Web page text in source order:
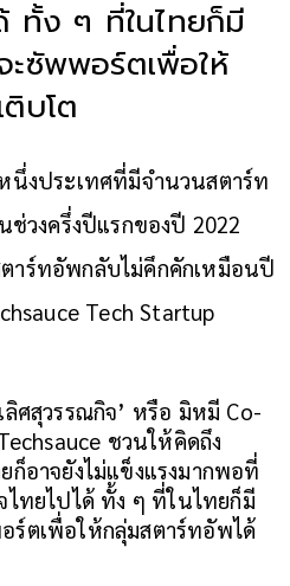
ทั้ง ๆ ที่ในไทยก็มี
ซัพพอร์ตเพื่อให้
บโต
นึ่งประเทศที่มีจำนวนสตาร์ท
วงครึ่งปีแรกของปี 2022
าร์ทอัพกลับไม่คึกคักเหมือนปี
Tech Startup
ศสุวรรณกิจ’ หรือ มิหมี Co-
ชวนให้คิดถึง
อาจยังไม่แข็งแรงมากพอที่
ไทยไปได้ ทั้ง ๆ ที่ในไทยก็มี
ตเพื่อให้กลุ่มสตาร์ทอัพได้